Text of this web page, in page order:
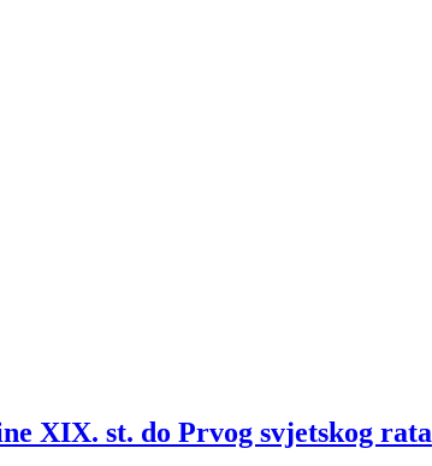
XIX. st. do Prvog svjetskog rata